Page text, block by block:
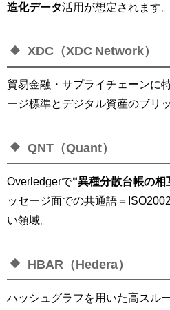
造化データ活用が想定されます。
XDC（XDC Network）
貿易金融・サプライチェーンに
ージ標準とデジタル資産のブリ
QNT（Quant）
Overledgerで“異種分散台帳の相
ッセージ面での共通語＝
い領域。
HBAR（Hedera）
ハッシュグラフを用いた高スル